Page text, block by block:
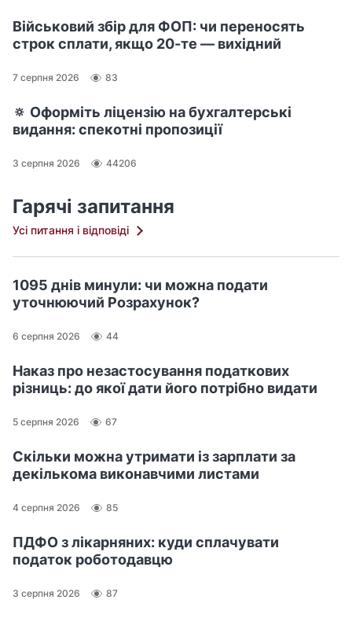
Військовий збір для ФОП: чи переносять
строк сплати, якщо 20-те — вихідний
7 серпня 2026 83
🔅 Оформіть ліцензію на бухгалтерські
видання: спекотні пропозиції
3 серпня 2026 44206
Гарячі запитання
Усі питання і відповіді
1095 днів минули: чи можна подати
уточнюючий Розрахунок?
6 серпня 2026 44
Наказ про незастосування податкових
різниць: до якої дати його потрібно видати
5 серпня 2026 67
Скільки можна утримати із зарплати за
декількома виконавчими листами
4 серпня 2026 85
ПДФО з лікарняних: куди сплачувати
податок роботодавцю
3 серпня 2026 87